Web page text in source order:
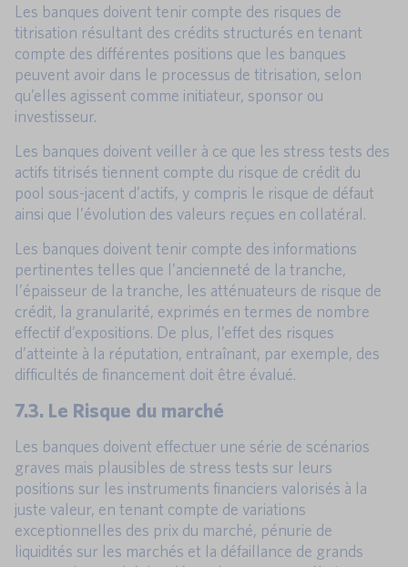
Les banques doivent tenir compte des risques de
titrisation résultant des crédits structurés en tenant
compte des différentes positions que les banques
peuvent avoir dans le processus de titrisation, selon
qu’elles agissent comme initiateur, sponsor ou
investisseur.
Les banques doivent veiller à ce que les stress tests des
actifs titrisés tiennent compte du risque de crédit du
pool sous-jacent d’actifs, y compris le risque de défaut
ainsi que l’évolution des valeurs reçues en collatéral.
Les banques doivent tenir compte des informations
pertinentes telles que l’ancienneté de la tranche,
l’épaisseur de la tranche, les atténuateurs de risque de
crédit, la granularité, exprimés en termes de nombre
effectif d’expositions. De plus, l’effet des risques
d’atteinte à la réputation, entraînant, par exemple, des
difficultés de financement doit être évalué.
7.3. Le Risque du marché
Les banques doivent effectuer une série de scénarios
graves mais plausibles de stress tests sur leurs
positions sur les instruments financiers valorisés à la
juste valeur, en tenant compte de variations
exceptionnelles des prix du marché, pénurie de
liquidités sur les marchés et la défaillance de grands